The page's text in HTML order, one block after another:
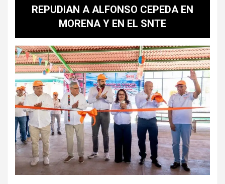
REPUDIAN A ALFONSO CEPEDA EN
MORENA Y EN EL SNTE